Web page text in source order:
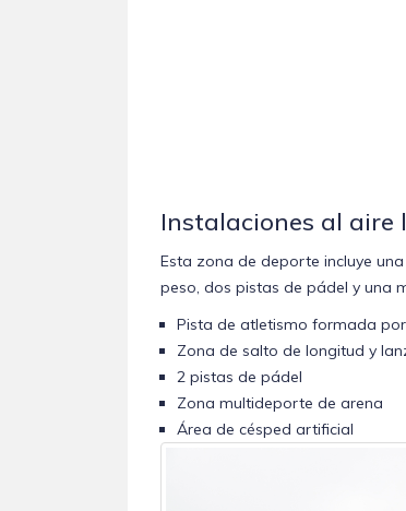
Instalaciones al aire
Esta zona de deporte incluye
peso, dos pistas de pádel y una
Pista de atletismo formada
Zona de salto de longitud y
2 pistas de pádel
Zona multideporte de arena
Área de césped artificial